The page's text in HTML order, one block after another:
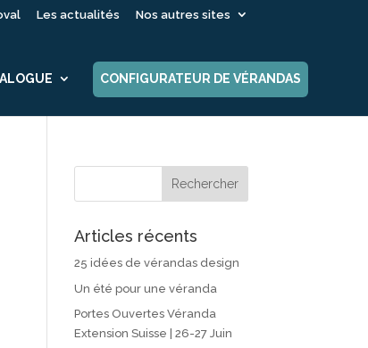
Les actualités Nos autres sites
CONFIGURATEUR DE VÉRANDAS
Articles récents
25 idées de vérandas design
Un été pour une véranda
Portes Ouvertes Véranda
Extension Suisse | 26-27 Juin